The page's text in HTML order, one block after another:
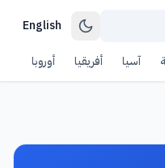
English
آسيا أفريقيا أوروبا